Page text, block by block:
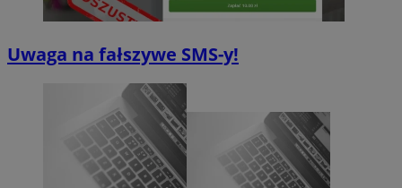
Uwaga na fałszywe SMS-y!